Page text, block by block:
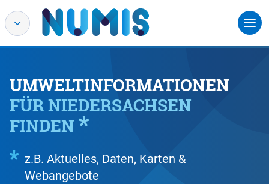
UMWELTINFORMATIONEN
FÜR NIEDERSACHSEN
FINDEN
z.B. Aktuelles, Daten, Karten &
Webangebote